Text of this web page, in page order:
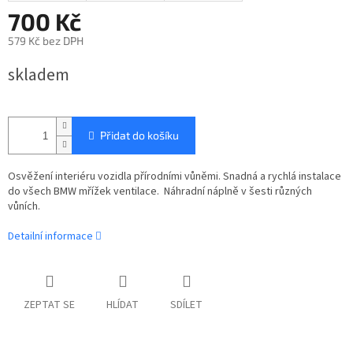
700 Kč
579 Kč bez DPH
cena:
skladem
Přidat do košíku
Osvěžení interiéru vozidla přírodními vůněmi. Snadná a rychlá instalace
do všech BMW mřížek ventilace. Náhradní náplně v šesti různých
vůních.
Detailní informace
ZEPTAT SE HLÍDAT SDÍLET